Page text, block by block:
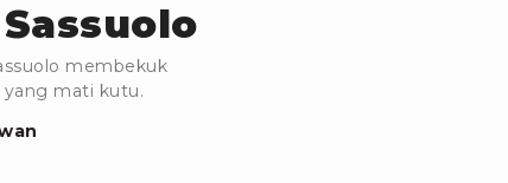
membekuk
yang mati kutu.